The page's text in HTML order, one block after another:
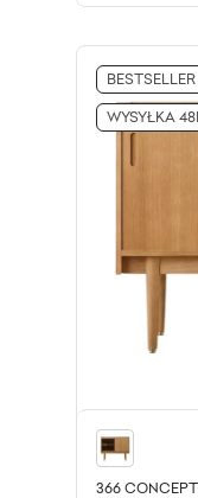
BESTSELLER
WYSYŁKA
366 CONCEPT